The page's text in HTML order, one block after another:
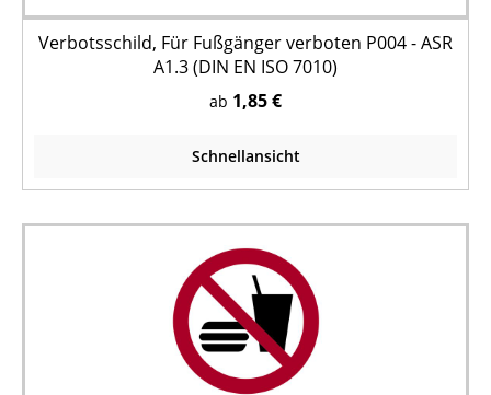
Verbotsschild, Für Fußgänger verboten P004 - ASR
A1.3 (DIN EN ISO 7010)
ab 1,85 €
Schnellansicht